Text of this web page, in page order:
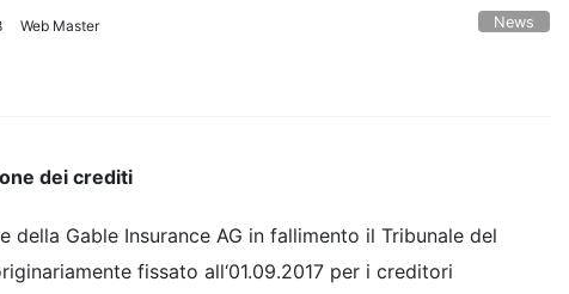
Web Master News
dei crediti
della Gable Insurance AG in fallimento il Tribunale del
fissato all‘01.09.2017 per i creditori